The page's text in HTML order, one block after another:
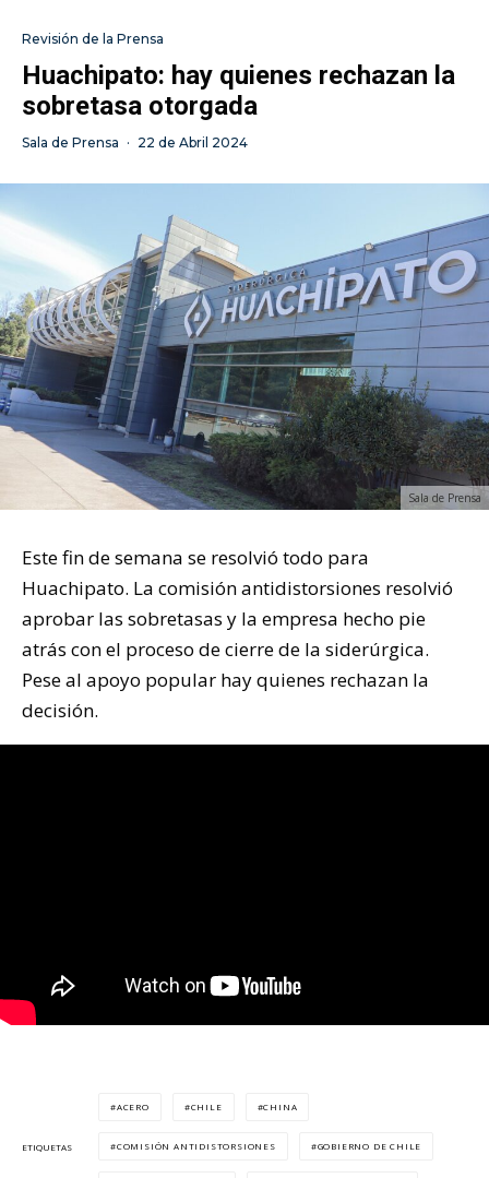
Revisión de la Prensa
Huachipato: hay quienes rechazan la
sobretasa otorgada
Sala de Prensa · 22 de Abril 2024
Sala de Prensa
Este fin de semana se resolvió todo para
Huachipato. La comisión antidistorsiones resolvió
aprobar las sobretasas y la empresa hecho pie
atrás con el proceso de cierre de la siderúrgica.
Pese al apoyo popular hay quienes rechazan la
decisión.
ETIQUETAS
ACERO CHILE CHINA
COMISIÓN ANTIDISTORSIONES GOBIERNO DE CHILE